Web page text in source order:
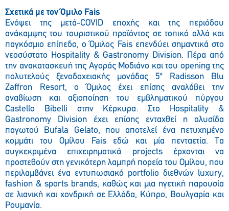
Σχετικά με τον Όμιλο Fais
Eνόψει της μετά-COVID εποχής και της περιόδου
ανάκαμψης του τουριστικού προϊόντος σε τοπικό αλλά και
παγκόσμιο επίπεδο, o Όμιλος Fais επενδύει σημαντικά στο
νεοσύστατο Hospitality & Gastronomy Division. Πέρα από
την ανακατασκευή της Αγοράς Μοδιάνο και του opening της
πολυτελούς ξενοδοχειακής μονάδας 5* Radisson Blu
Zaffron Resort, ο Όμιλος έχει επίσης αναλάβει την
αναβίωση και αξιοποίηση του εμβληματικού πύργου
Castello Bibelli στην Κέρκυρα. Στο Hospitality &
Gastronomy Division έχει επίσης ενταχθεί η αλυσίδα
παγωτού Bufala Gelato, που αποτελεί ένα πετυχημένο
κομμάτι του Ομίλου Fais εδώ και μία πενταετία. Tα
συγκεκριμένα επιχειρηματικά projects έρχονται να
προστεθούν στη γενικότερη λαμπρή πορεία του Ομίλου, που
περιλαμβάνει ένα εντυπωσιακό portfolio διεθνών luxury,
fashion & sports brands, καθώς και μια ηγετική παρουσία
σε λιανική και χονδρική σε Ελλάδα, Κύπρο, Βουλγαρία και
Ρουμανία.